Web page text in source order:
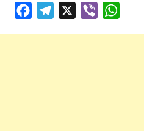
FacebookTelegram Viber